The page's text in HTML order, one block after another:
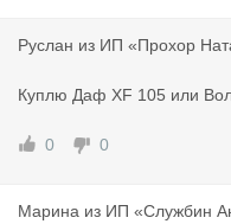
Руслан из ИП «Прохор
Куплю Даф XF 105 или
0 0
Марина из ИП «Cлужбин